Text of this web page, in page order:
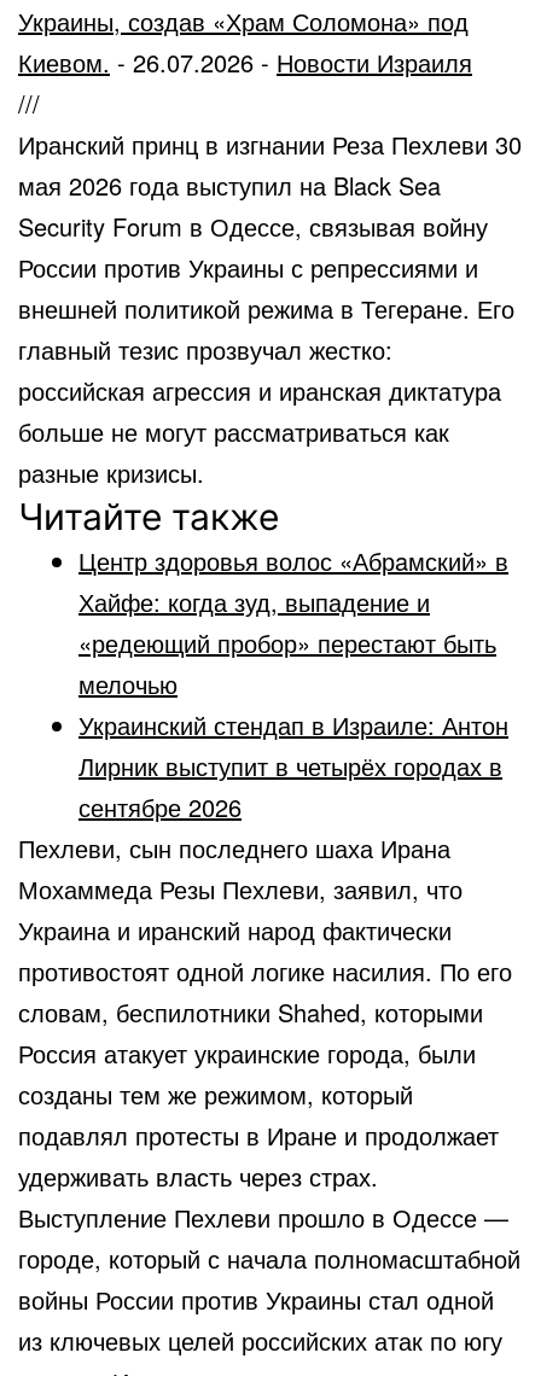
Украины, создав «Храм Соломона» под
Киевом. - 26.07.2026 - Новости Израиля
///
Иранский принц в изгнании Реза Пехлеви 30
мая 2026 года выступил на Black Sea
Security Forum в Одессе, связывая войну
России против Украины с репрессиями и
внешней политикой режима в Тегеране. Его
главный тезис прозвучал жестко:
российская агрессия и иранская диктатура
больше не могут рассматриваться как
разные кризисы.
Читайте также
Центр здоровья волос «Абрaмский» в
Хайфе: когда зуд, выпадение и
«редеющий пробор» перестают быть
мелочью
Украинский стендап в Израиле: Антон
Лирник выступит в четырёх городах в
сентябре 2026
Пехлеви, сын последнего шаха Ирана
Мохаммеда Резы Пехлеви, заявил, что
Украина и иранский народ фактически
противостоят одной логике насилия. По его
словам, беспилотники Shahed, которыми
Россия атакует украинские города, были
созданы тем же режимом, который
подавлял протесты в Иране и продолжает
удерживать власть через страх.
Выступление Пехлеви прошло в Одессе —
городе, который с начала полномасштабной
войны России против Украины стал одной
из ключевых целей российских атак по югу